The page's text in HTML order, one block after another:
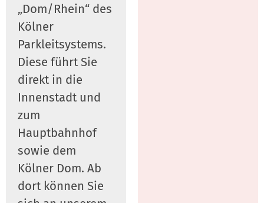
„Dom/Rhein“ des
Kölner
Parkleitsystems.
Diese führt Sie
direkt in die
Innenstadt und
zum
Hauptbahnhof
sowie dem
Kölner Dom. Ab
dort können Sie